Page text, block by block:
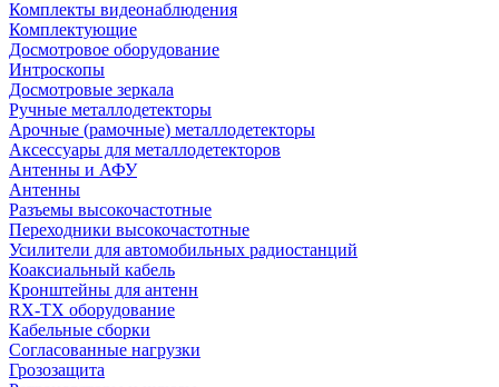
Комплекты видеонаблюдения
Комплектующие
Досмотровое оборудование
Интроскопы
Досмотровые зеркала
Ручные металлодетекторы
Арочные (рамочные) металлодетекторы
Аксессуары для металлодетекторов
Антенны и АФУ
Антенны
Разъемы высокочастотные
Переходники высокочастотные
Усилители для автомобильных радиостанций
Коаксиальный кабель
Кронштейны для антенн
RX-TX оборудование
Кабельные сборки
Согласованные нагрузки
Грозозащита